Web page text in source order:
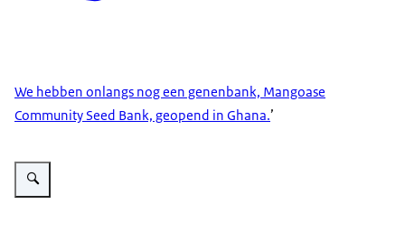
We hebben onlangs nog een genenbank, Mangoase
Community Seed Bank, geopend in Ghana.’
Vergroot afbeelding Lancering van de eerste gemeenschapszaadbank in